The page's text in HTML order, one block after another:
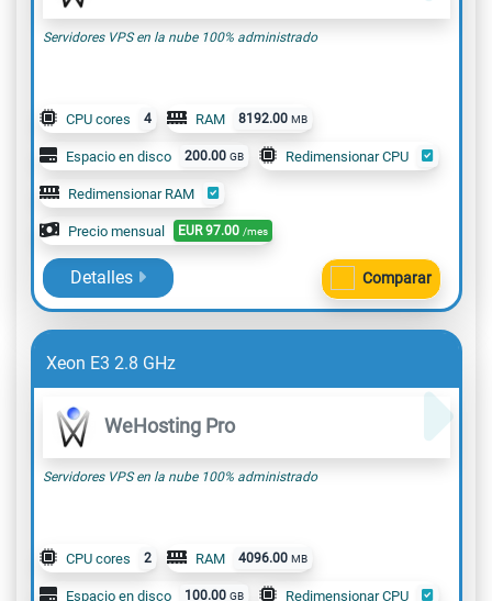
Servidores VPS en la nube 100% administrado
CPU cores 4 RAM 8192.00 MB
Espacio en disco 200.00 GB Redimensionar CPU
Redimensionar RAM
Precio mensual EUR 97.00 /mes
Detalles Comparar
Xeon E3 2.8 GHz
WeHosting Pro
Servidores VPS en la nube 100% administrado
CPU cores 2 RAM 4096.00 MB
Espacio en disco 100.00 GB Redimensionar CPU